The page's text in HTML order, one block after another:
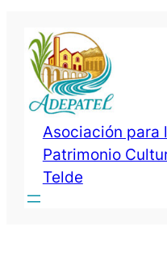
contenido
Asociación para
Patrimonio
Telde